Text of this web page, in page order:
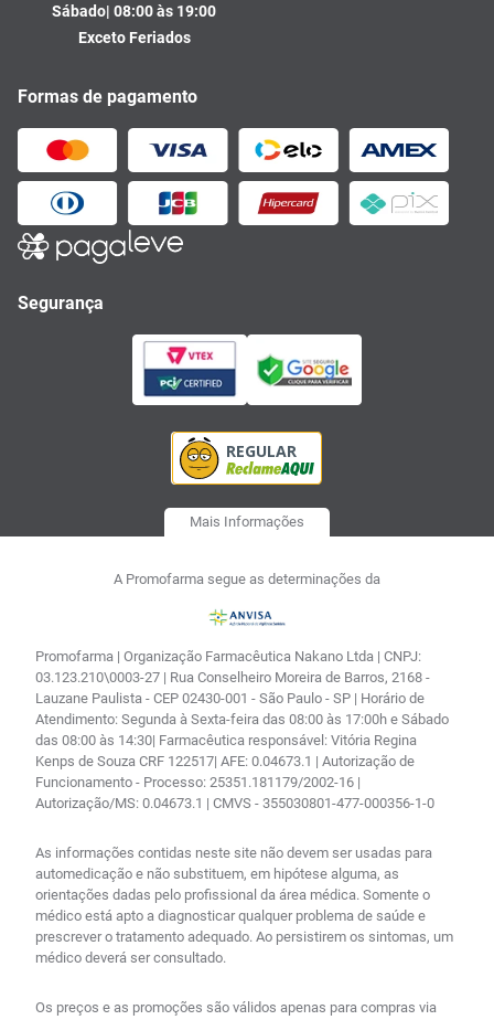
Sábado| 08:00 às 19:00
Exceto Feriados
Formas de pagamento
Segurança
Mais Informações
A Promofarma segue as determinações da
Promofarma | Organização Farmacêutica Nakano Ltda | CNPJ:
03.123.210\0003-27 | Rua Conselheiro Moreira de Barros, 2168 -
Lauzane Paulista - CEP 02430-001 - São Paulo - SP | Horário de
Atendimento: Segunda à Sexta-feira das 08:00 às 17:00h e Sábado
das 08:00 às 14:30| Farmacêutica responsável: Vitória Regina
Kenps de Souza CRF 122517| AFE: 0.04673.1 | Autorização de
Funcionamento - Processo: 25351.181179/2002-16 |
Autorização/MS: 0.04673.1 | CMVS - 355030801-477-000356-1-0
As informações contidas neste site não devem ser usadas para
automedicação e não substituem, em hipótese alguma, as
orientações dadas pelo profissional da área médica. Somente o
médico está apto a diagnosticar qualquer problema de saúde e
prescrever o tratamento adequado. Ao persistirem os sintomas, um
médico deverá ser consultado.
Os preços e as promoções são válidos apenas para compras via